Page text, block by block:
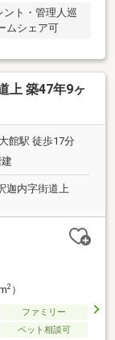
ント・管理人巡
ムシェア可
上 築47年9ヶ
館駅 徒歩17分
迦内字街道上
2）
ファミリー
ペット相談可